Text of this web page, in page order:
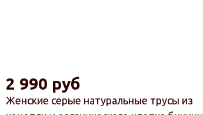
Женские серые натуральные трусы из
2 990 руб